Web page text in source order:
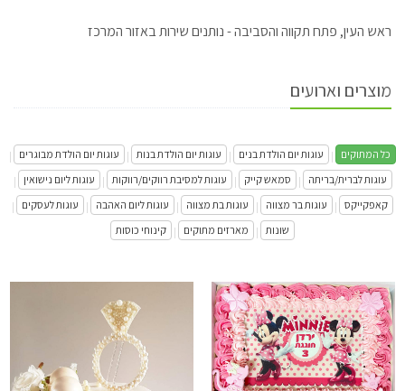
ראש העין, פתח תקווה והסביבה - נותנים שירות באזור המרכז
מוצרים וארועים
כל המתוקים | עוגות יום הולדת בנים | עוגות יום הולדת בנות | עוגות יום הולדת מבוגרים
|
עוגות לברית/בריתה
| סמאש קייק | עוגות למסיבת רווקים/רווקות | עוגות ליום נישואין
|
קאפקייקס | עוגות בר מצווה | עוגות בת מצווה | עוגות ליום האהבה | עוגות לעסקים
|
שונות
| מארזים מתוקים | קינוחי כוסות
עוגת גן מלבנית מיני מאוס
התקשר/י